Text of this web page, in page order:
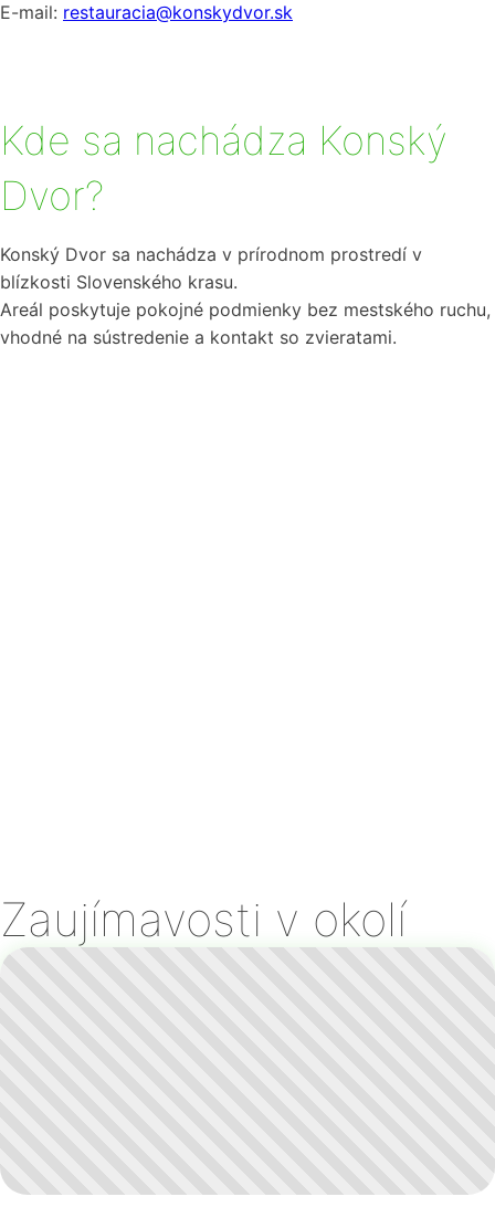
E-mail: restauracia@konskydvor.sk
Kde sa nachádza Konský
Dvor?
Konský Dvor sa nachádza v prírodnom prostredí v
blízkosti Slovenského krasu.
Areál poskytuje pokojné podmienky bez mestského ruchu,
vhodné na sústredenie a kontakt so zvieratami.
Zaujímavosti v okolí